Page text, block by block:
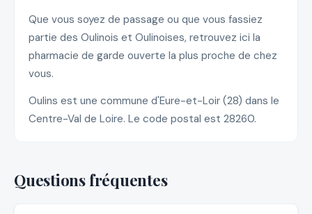
Que vous soyez de passage ou que vous fassiez
partie des Oulinois et Oulinoises, retrouvez ici la
pharmacie de garde ouverte la plus proche de chez
vous.
Oulins est une commune d'Eure-et-Loir (28) dans le
Centre-Val de Loire. Le code postal est 28260.
Questions fréquentes